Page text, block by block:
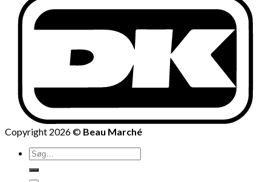
Copyright 2026 © Beau Marché
Søg
efter: